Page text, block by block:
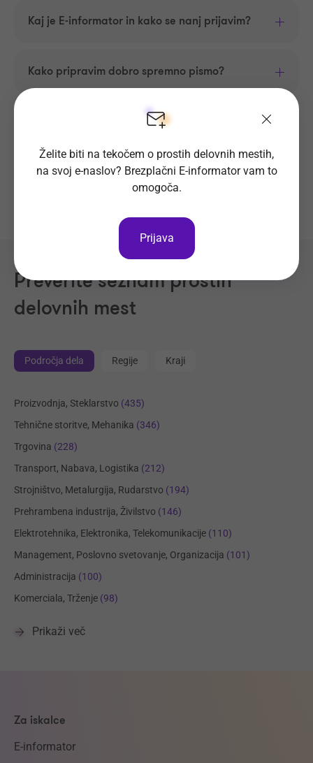
Kaj je E-informator in kako se nanj prijavim?
Kako pripravim dobro spremno pismo?
Kako napisati odpoved?
Prikaži več
Preverite seznam prostih
delovnih mest
Področja dela Regije Kraji
Proizvodnja, Steklarstvo (435)
Tehnične storitve, Mehanika (346)
Trgovina (228)
Transport, Nabava, Logistika (212)
Strojništvo, Metalurgija, Rudarstvo (194)
Prehrambena industrija, Živilstvo (146)
Elektrotehnika, Elektronika, Telekomunikacije (110)
Management, Poslovno svetovanje, Organizacija (101)
Administracija (100)
Komerciala, Trženje (98)
Prikaži več
Za iskalce
E-informator
Želite biti na tekočem o prostih delovnih mestih,
na svoj e-naslov? Brezplačni E-informator vam to
omogoča.
Prijava